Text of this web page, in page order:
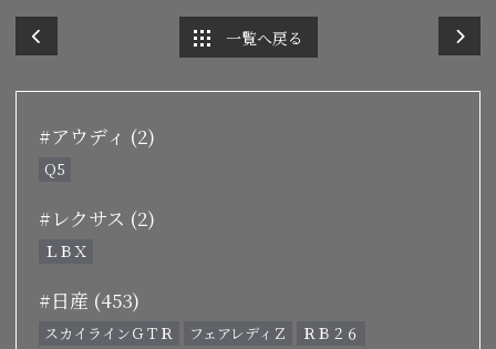
一覧へ戻る
#アウディ (2)
Q5
#レクサス (2)
ＬＢＸ
#日産 (453)
スカイラインＧＴＲ フェアレディＺ
ＲＢ２６